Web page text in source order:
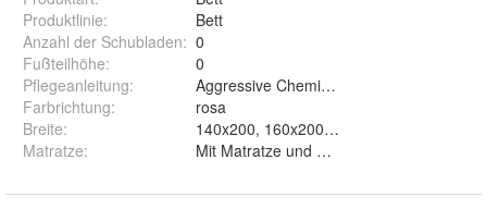
Produktlinie:
Bett
Anzahl der Schubladen: 0
Fußteilhöhe:
0
Pflegeanleitung:
Aggressive Chemikalien vermeiden
Farbrichtung:
rosa
Breite:
Matratze: Mit Matratze und Ohne Matratze